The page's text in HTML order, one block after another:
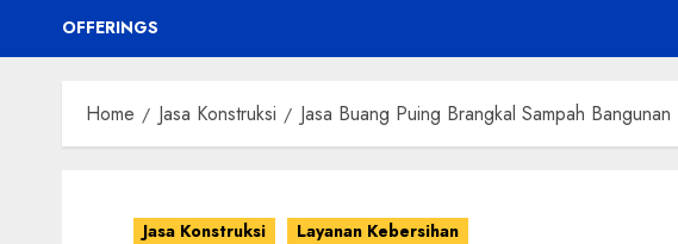
OFFERINGS
Home Jasa Konstruksi Jasa Buang Puing Brangkal Sampah
Jasa Konstruksi Layanan Kebersihan